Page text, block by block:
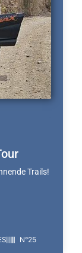
Trails!
N°25